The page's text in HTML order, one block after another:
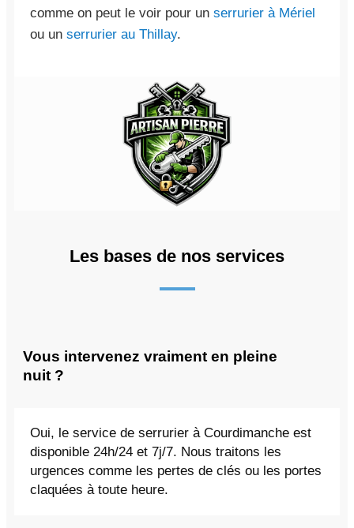
comme on peut le voir pour un serrurier à Mériel
ou un serrurier au Thillay.
Les bases de nos services
Vous intervenez vraiment en pleine
nuit ?
Oui, le service de serrurier à Courdimanche est
disponible 24h/24 et 7j/7. Nous traitons les
urgences comme les pertes de clés ou les portes
claquées à toute heure.